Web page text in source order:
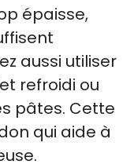
épaisse,
aussi utiliser
refroidi ou
pâtes. Cette
qui aide à